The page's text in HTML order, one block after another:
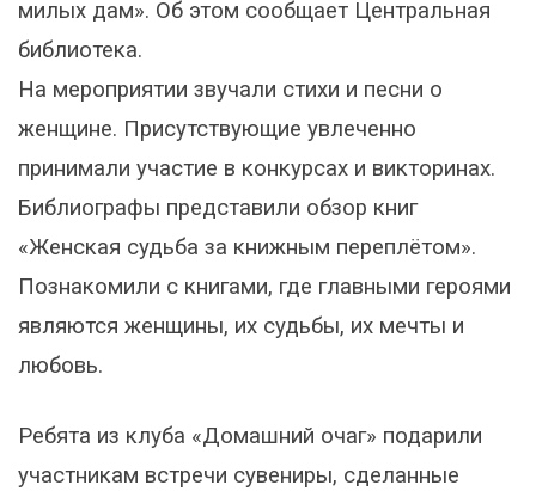
милых дам». Об этом сообщает Центральная
библиотека.
На мероприятии звучали стихи и песни о
женщине. Присутствующие увлеченно
принимали участие в конкурсах и викторинах.
Библиографы представили обзор книг
«Женская судьба за книжным переплётом».
Познакомили с книгами, где главными героями
являются женщины, их судьбы, их мечты и
любовь.
Ребята из клуба «Домашний очаг» подарили
участникам встречи сувениры, сделанные